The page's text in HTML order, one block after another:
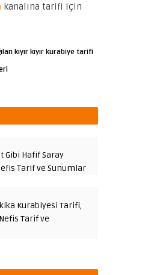
kanalına tarifi için
kıyır kıyır kurabiye tarifi
Gibi Hafif Saray
Tarif ve Sunumlar
Kurabiyesi Tarifi,
Nefis Tarif ve